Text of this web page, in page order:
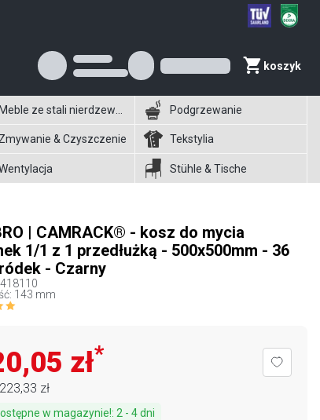
koszyk
Podgrzewanie
Zmywanie & Czyszczenie Tekstylia
Stühle & Tische
| CAMRACK® - kosz do mycia
1/1 z 1 przedłużką - 500x500mm - 36
- Czarny
143 mm
zł*
223,33 zł
w magazynie!: 2 - 4dni